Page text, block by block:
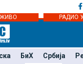
РАДИО
БиХ Србија